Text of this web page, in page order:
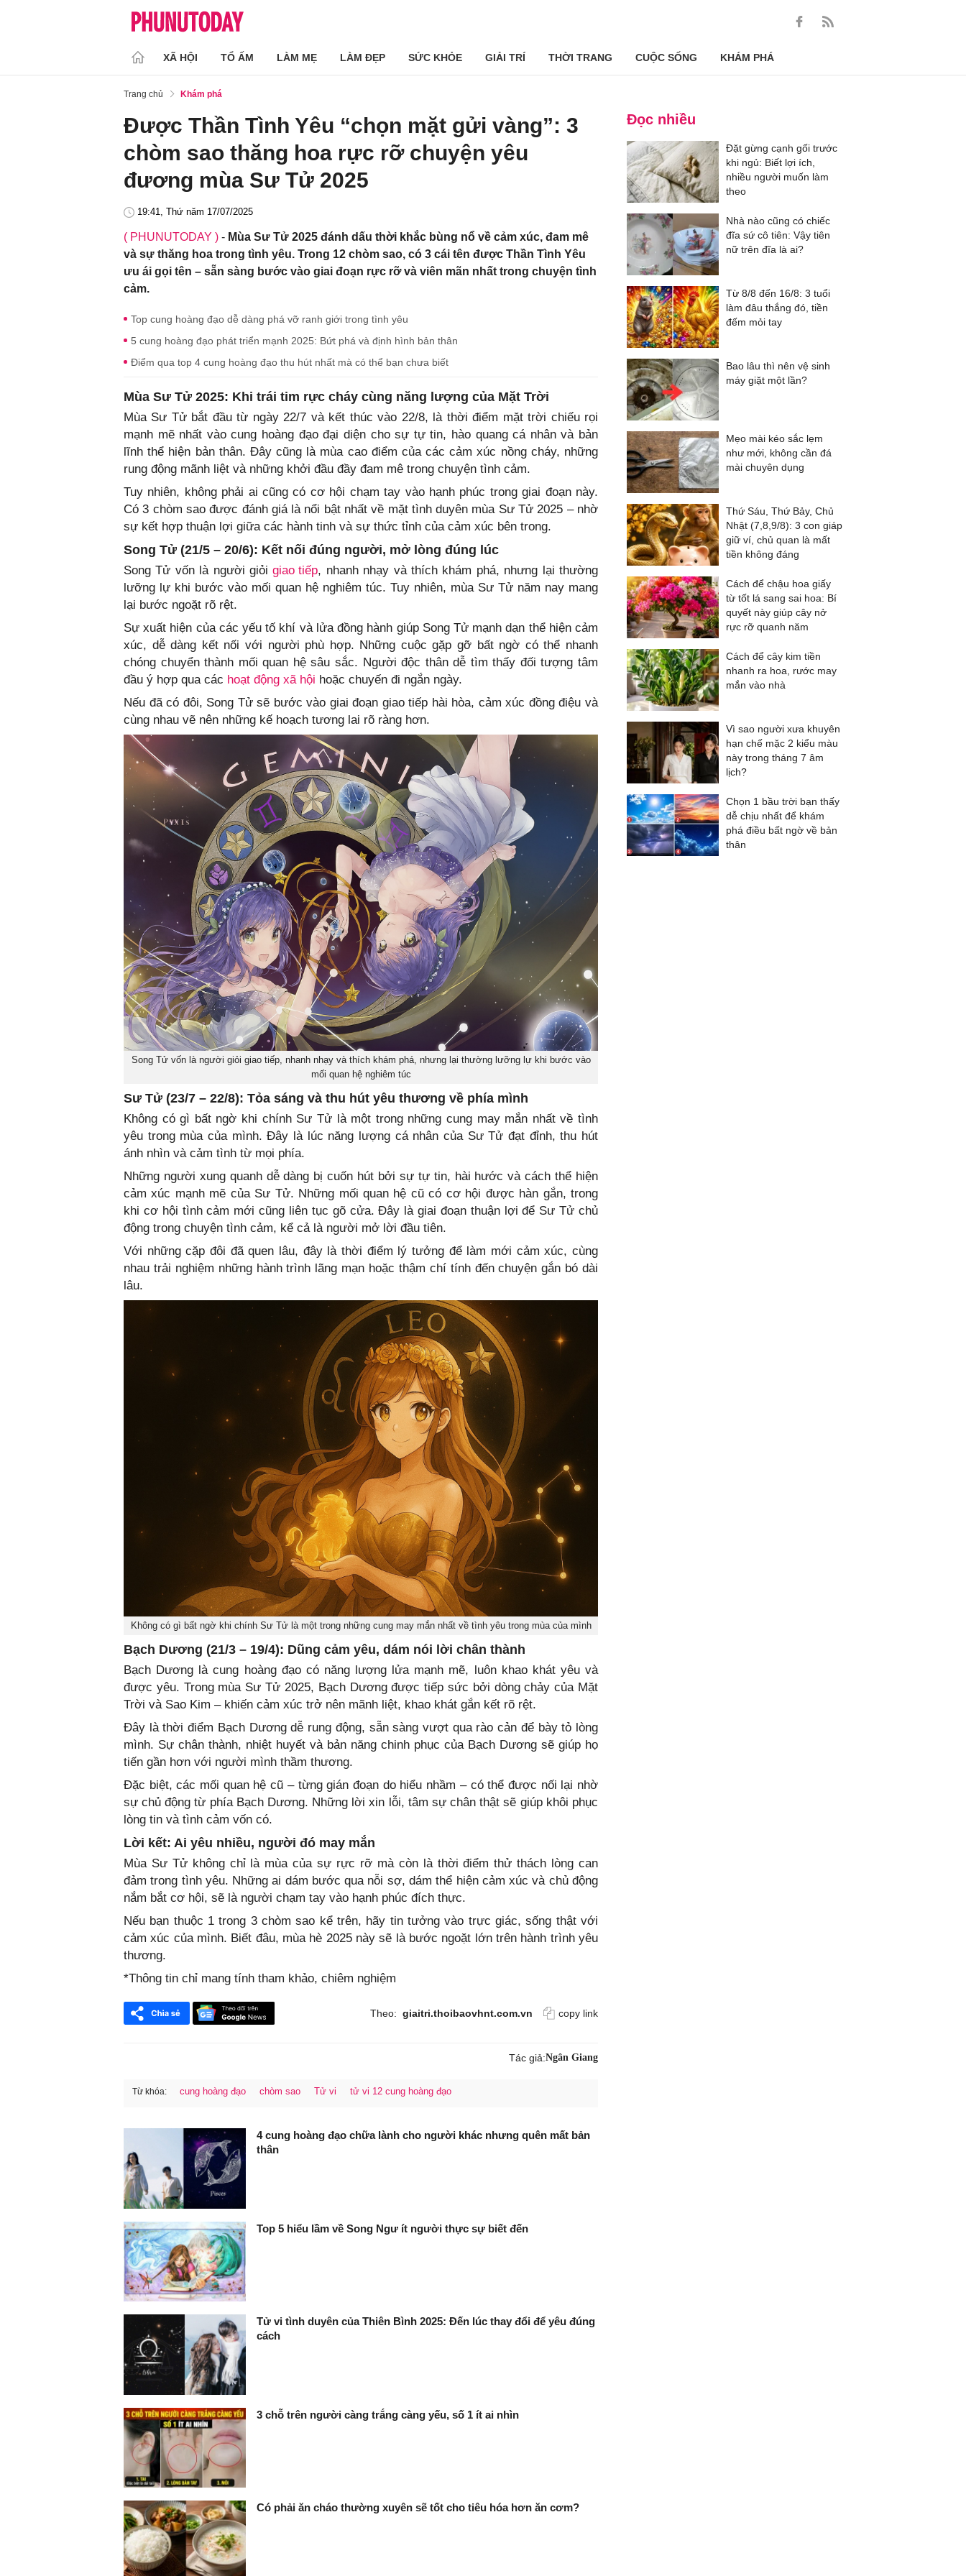
XÃ HỘI TỔ ẤM LÀM MẸ LÀM ĐẸP SỨC KHỎE GIẢI TRÍ THỜI TRANG CUỘC SỐNG KHÁM PHÁ
Trang chủ Khám phá
Được Thần Tình Yêu “chọn mặt gửi vàng”: 3
chòm sao thăng hoa rực rỡ chuyện yêu
đương mùa Sư Tử 2025
19:41, Thứ năm 17/07/2025
( PHUNUTODAY ) - Mùa Sư Tử 2025 đánh dấu thời khắc bùng nổ về cảm xúc, đam mê
và sự thăng hoa trong tình yêu. Trong 12 chòm sao, có 3 cái tên được Thần Tình Yêu
ưu ái gọi tên – sẵn sàng bước vào giai đoạn rực rỡ và viên mãn nhất trong chuyện tình
cảm.
Top cung hoàng đạo dễ dàng phá vỡ ranh giới trong tình yêu
5 cung hoàng đạo phát triển mạnh 2025: Bứt phá và định hình bản thân
Điểm qua top 4 cung hoàng đạo thu hút nhất mà có thể bạn chưa biết
Mùa Sư Tử 2025: Khi trái tim rực cháy cùng năng lượng của Mặt Trời
Mùa Sư Tử bắt đầu từ ngày 22/7 và kết thúc vào 22/8, là thời điểm mặt trời chiếu rọi
mạnh mẽ nhất vào cung hoàng đạo đại diện cho sự tự tin, hào quang cá nhân và bản
lĩnh thể hiện bản thân. Đây cũng là mùa cao điểm của các cảm xúc nồng cháy, những
rung động mãnh liệt và những khởi đầu đầy đam mê trong chuyện tình cảm.
Tuy nhiên, không phải ai cũng có cơ hội chạm tay vào hạnh phúc trong giai đoạn này.
Có 3 chòm sao được đánh giá là nổi bật nhất về mặt tình duyên mùa Sư Tử 2025 – nhờ
sự kết hợp thuận lợi giữa các hành tinh và sự thức tỉnh của cảm xúc bên trong.
Song Tử (21/5 – 20/6): Kết nối đúng người, mở lòng đúng lúc
Song Tử vốn là người giỏigiao tiếp, nhanh nhạy và thích khám phá, nhưng lại thường
lưỡng lự khi bước vào mối quan hệ nghiêm túc. Tuy nhiên, mùa Sư Tử năm nay mang
lại bước ngoặt rõ rệt.
Sự xuất hiện của các yếu tố khí và lửa đồng hành giúp Song Tử mạnh dạn thể hiện cảm
xúc, dễ dàng kết nối với người phù hợp. Những cuộc gặp gỡ bất ngờ có thể nhanh
chóng chuyển thành mối quan hệ sâu sắc. Người độc thân dễ tìm thấy đối tượng tâm
đầu ý hợp qua các hoạt động xã hội hoặc chuyến đi ngắn ngày.
Nếu đã có đôi, Song Tử sẽ bước vào giai đoạn giao tiếp hài hòa, cảm xúc đồng điệu và
cùng nhau vẽ nên những kế hoạch tương lai rõ ràng hơn.
Song Tử vốn là người giỏi giao tiếp, nhanh nhạy và thích khám phá, nhưng lại thường lưỡng lự khi bước vào
mối quan hệ nghiêm túc
Sư Tử (23/7 – 22/8): Tỏa sáng và thu hút yêu thương về phía mình
Không có gì bất ngờ khi chính Sư Tử là một trong những cung may mắn nhất về tình
yêu trong mùa của mình. Đây là lúc năng lượng cá nhân của Sư Tử đạt đỉnh, thu hút
ánh nhìn và cảm tình từ mọi phía.
Những người xung quanh dễ dàng bị cuốn hút bởi sự tự tin, hài hước và cách thể hiện
cảm xúc mạnh mẽ của Sư Tử. Những mối quan hệ cũ có cơ hội được hàn gắn, trong
khi cơ hội tình cảm mới cũng liên tục gõ cửa. Đây là giai đoạn thuận lợi để Sư Tử chủ
động trong chuyện tình cảm, kể cả là người mở lời đầu tiên.
Với những cặp đôi đã quen lâu, đây là thời điểm lý tưởng để làm mới cảm xúc, cùng
nhau trải nghiệm những hành trình lãng mạn hoặc thậm chí tính đến chuyện gắn bó dài
lâu.
Không có gì bất ngờ khi chính Sư Tử là một trong những cung may mắn nhất về tình yêu trong mùa của mình
Bạch Dương (21/3 – 19/4): Dũng cảm yêu, dám nói lời chân thành
Bạch Dương là cung hoàng đạo có năng lượng lửa mạnh mẽ, luôn khao khát yêu và
được yêu. Trong mùa Sư Tử 2025, Bạch Dương được tiếp sức bởi dòng chảy của Mặt
Trời và Sao Kim – khiến cảm xúc trở nên mãnh liệt, khao khát gắn kết rõ rệt.
Đây là thời điểm Bạch Dương dễ rung động, sẵn sàng vượt qua rào cản để bày tỏ lòng
mình. Sự chân thành, nhiệt huyết và bản năng chinh phục của Bạch Dương sẽ giúp họ
tiến gần hơn với người mình thầm thương.
Đặc biệt, các mối quan hệ cũ – từng gián đoạn do hiểu nhầm – có thể được nối lại nhờ
sự chủ động từ phía Bạch Dương. Những lời xin lỗi, tâm sự chân thật sẽ giúp khôi phục
lòng tin và tình cảm vốn có.
Lời kết: Ai yêu nhiều, người đó may mắn
Mùa Sư Tử không chỉ là mùa của sự rực rỡ mà còn là thời điểm thử thách lòng can
đảm trong tình yêu. Những ai dám bước qua nỗi sợ, dám thể hiện cảm xúc và chủ động
nắm bắt cơ hội, sẽ là người chạm tay vào hạnh phúc đích thực.
Nếu bạn thuộc 1 trong 3 chòm sao kể trên, hãy tin tưởng vào trực giác, sống thật với
cảm xúc của mình. Biết đâu, mùa hè 2025 này sẽ là bước ngoặt lớn trên hành trình yêu
thương.
*Thông tin chỉ mang tính tham khảo, chiêm nghiệm
Theo: giaitri.thoibaovhnt.com.vn copy link
Tác giả:Ngân Giang
Từ khóa: cung hoàng đạo chòm sao Tử vi tử vi 12 cung hoàng đạo
4 cung hoàng đạo chữa lành cho người khác nhưng quên mất bản
thân
Top 5 hiểu lầm về Song Ngư ít người thực sự biết đến
Tử vi tình duyên của Thiên Bình 2025: Đến lúc thay đổi để yêu đúng
cách
3 chỗ trên người càng trắng càng yếu, số 1 ít ai nhìn
Có phải ăn cháo thường xuyên sẽ tốt cho tiêu hóa hơn ăn cơm?
Đọc nhiều
Đặt gừng cạnh gối trước
khi ngủ: Biết lợi ích,
nhiều người muốn làm
theo
Nhà nào cũng có chiếc
đĩa sứ cô tiên: Vậy tiên
nữ trên đĩa là ai?
Từ 8/8 đến 16/8: 3 tuổi
làm đâu thắng đó, tiền
đếm mỏi tay
Bao lâu thì nên vệ sinh
máy giặt một lần?
Mẹo mài kéo sắc lẹm
như mới, không cần đá
mài chuyên dụng
Thứ Sáu, Thứ Bảy, Chủ
Nhật (7,8,9/8): 3 con giáp
giữ ví, chủ quan là mất
tiền không đáng
Cách để chậu hoa giấy
từ tốt lá sang sai hoa: Bí
quyết này giúp cây nở
rực rỡ quanh năm
Cách để cây kim tiền
nhanh ra hoa, rước may
mắn vào nhà
Vì sao người xưa khuyên
hạn chế mặc 2 kiểu màu
này trong tháng 7 âm
lịch?
Chọn 1 bầu trời bạn thấy
dễ chịu nhất để khám
phá điều bất ngờ về bản
thân